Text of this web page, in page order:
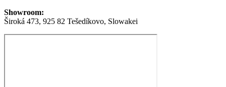
Showroom:
Široká 473, 925 82 Tešedíkovo, Slowakei